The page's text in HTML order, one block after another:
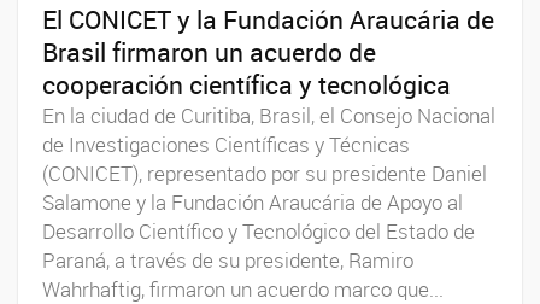
El CONICET y la Fundación Araucária de
Brasil firmaron un acuerdo de
cooperación científica y tecnológica
En la ciudad de Curitiba, Brasil, el Consejo Nacional
de Investigaciones Científicas y Técnicas
(CONICET), representado por su presidente Daniel
Salamone y la Fundación Araucária de Apoyo al
Desarrollo Científico y Tecnológico del Estado de
Paraná, a través de su presidente, Ramiro
Wahrhaftig, firmaron un acuerdo marco que...